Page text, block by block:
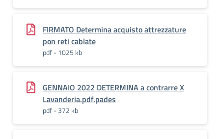
FIRMATO Determina acquisto attrezzature
pon reti cablate
pdf - 1025 kb
GENNAIO 2022 DETERMINA a contrarre X
Lavanderia.pdf.pades
pdf - 372 kb